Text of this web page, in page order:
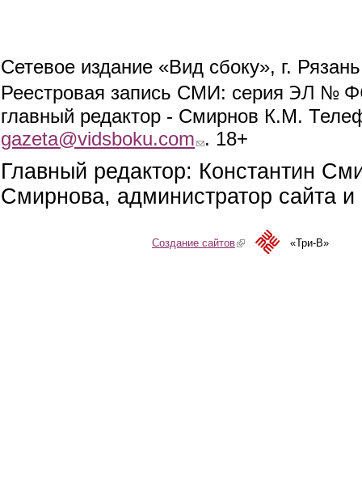
Сетевое издание «Вид сбоку», г.
Реестровая запись СМИ: серия ЭЛ №
главный редактор - Смирнов К.М.
gazeta@vidsboku.com (link sends e-mail)
. 18+
Главный редактор: Константин
Смирнова, администратор сайта
Создание сайтов(link is external)«Три-В»